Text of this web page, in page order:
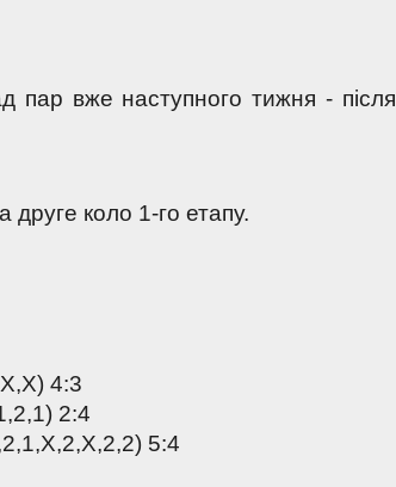
пар вже наступного тижня - після
коло 1-го етапу.
4:3
2:4
5:4